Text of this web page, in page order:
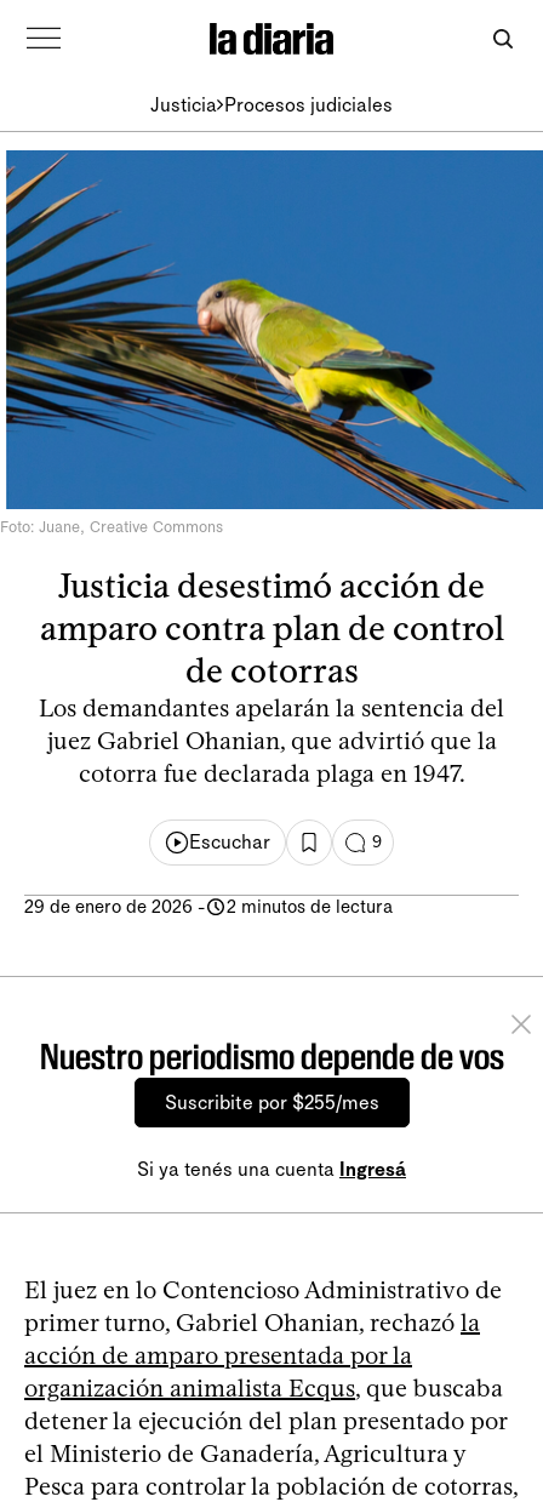
Justicia Procesos judiciales
Foto: Juane, Creative Commons
Justicia desestimó acción de
amparo contra plan de control
de cotorras
Los demandantes apelarán la sentencia del
juez Gabriel Ohanian, que advirtió que la
cotorra fue declarada plaga en 1947.
Escuchar 9
29 de enero de 2026 - 2 minutos de lectura
Nuestro periodismo depende de vos
Suscribite por $255/mes
Si ya tenés una cuenta Ingresá
El juez en lo Contencioso Administrativo de
primer turno, Gabriel Ohanian, rechazó la
acción de amparo presentada por la
organización animalista Ecqus, que buscaba
detener la ejecución del plan presentado por
el Ministerio de Ganadería, Agricultura y
Pesca para controlar la población de cotorras,